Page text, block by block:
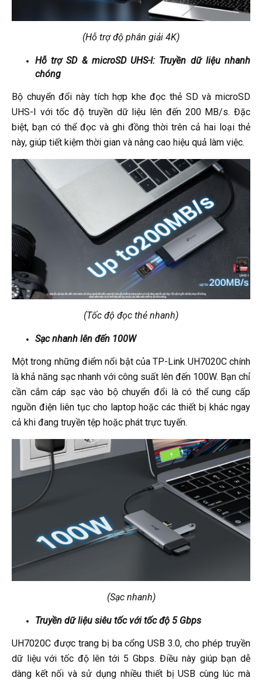
(Hỗ trợ độ phân giải 4K)
Hỗ trợ SD & microSD UHS-I: Truyền dữ liệu nhanh
chóng
Bộ chuyển đổi này tích hợp khe đọc thẻ SD và microSD
UHS-I với tốc độ truyền dữ liệu lên đến 200 MB/s. Đặc
biệt, bạn có thể đọc và ghi đồng thời trên cả hai loại thẻ
này, giúp tiết kiệm thời gian và nâng cao hiệu quả làm việc.
(Tốc độ đọc thẻ nhanh)
Sạc nhanh lên đến 100W
Một trong những điểm nổi bật của TP-Link UH7020C chính
là khả năng sạc nhanh với công suất lên đến 100W. Bạn chỉ
cần cắm cáp sạc vào bộ chuyển đổi là có thể cung cấp
nguồn điện liên tục cho laptop hoặc các thiết bị khác ngay
cả khi đang truyền tệp hoặc phát trực tuyến.
(Sạc nhanh)
Truyền dữ liệu siêu tốc với tốc độ 5 Gbps
UH7020C được trang bị ba cổng USB 3.0, cho phép truyền
dữ liệu với tốc độ lên tới 5 Gbps. Điều này giúp bạn dễ
dàng kết nối và sử dụng nhiều thiết bị USB cùng lúc mà